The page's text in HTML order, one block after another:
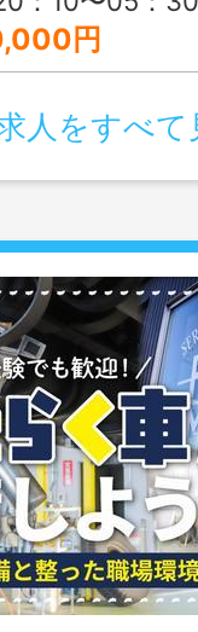
円
人をすべて